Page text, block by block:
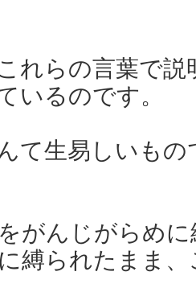
れらの言葉で
いるのです。
て生易しいもの
がんじがらめ
縛られたまま